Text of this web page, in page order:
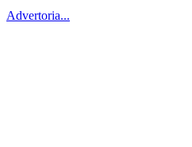
Advertoria...